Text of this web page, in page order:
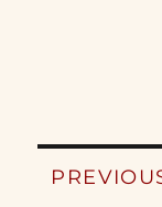
Post